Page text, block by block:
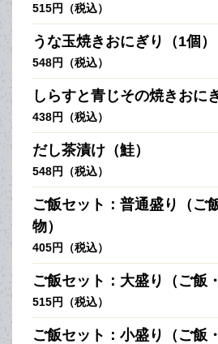
515円（税込）
うな玉焼きおにぎり（1個）
548円（税込）
しらすと青じその焼きおに
438円（税込）
だし茶漬け（鮭）
548円（税込）
ご飯セット：普通盛り（ご
物）
405円（税込）
ご飯セット：大盛り（ご飯
515円（税込）
ご飯セット：小盛り（ご飯